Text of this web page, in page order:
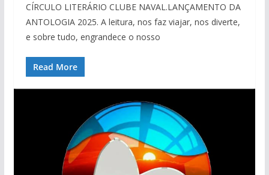
CÍRCULO LITERÁRIO CLUBE NAVAL.LANÇAMENTO DA
ANTOLOGIA 2025. A leitura, nos faz viajar, nos diverte,
e sobre tudo, engrandece o nosso
Read More